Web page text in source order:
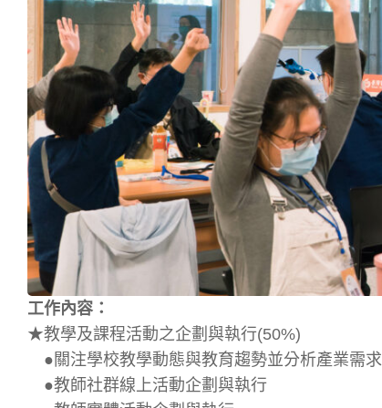
工作內容：
★教學及課程活動之企劃與執行(50%)
●關注學校教學動態與教育趨勢並分析產業需求
●教師社群線上活動企劃與執行